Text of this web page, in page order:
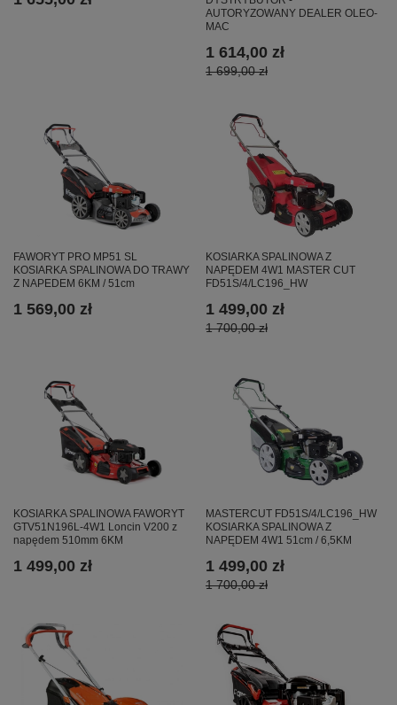
AUTORYZOWANY DEALER OLEO-
MAC
1 614,00 zł
1 699,00 zł
FAWORYT PRO MP51 SL
KOSIARKA SPALINOWA DO TRAWY
Z NAPEDEM 6KM / 51cm
1 569,00 zł
KOSIARKA SPALINOWA Z
NAPĘDEM 4W1 MASTER CUT
FD51S/4/LC196_HW
1 499,00 zł
1 700,00 zł
KOSIARKA SPALINOWA FAWORYT
GTV51N196L-4W1 Loncin V200 z
napędem 510mm 6KM
1 499,00 zł
MASTERCUT FD51S/4/LC196_HW
KOSIARKA SPALINOWA Z
NAPĘDEM 4W1 51cm / 6,5KM
1 499,00 zł
1 700,00 zł